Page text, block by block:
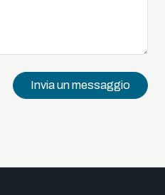
Invia un messaggio